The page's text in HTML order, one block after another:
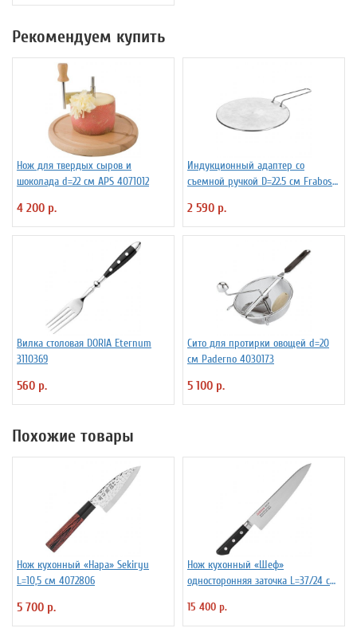
Рекомендуем купить
Нож для твердых сыров и
шоколада d=22 см APS 4071012
4 200 р.
Индукционный адаптер со
съемной ручкой D=22.5 см Frabosk
2 590 р.
Вилка столовая DORIA Eternum
3110369
560 р.
Сито для протирки овощей d=20
см Paderno 4030173
5 100 р.
Похожие товары
Нож кухонный «Нара» Sekiryu
L=10,5 см 4072806
5 700 р.
Нож кухонный «Шеф»
односторонняя заточка L=37/24 см
15 400 р.